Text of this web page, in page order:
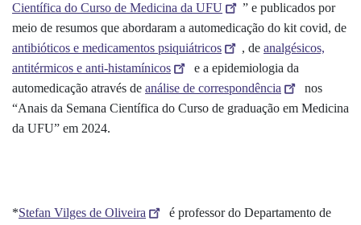
Científica do Curso de Medicina da UFU
” e publicados por
meio de resumos que abordaram a automedicação do kit covid, de
antibióticos e medicamentos psiquiátricos
, de analgésicos,
antitérmicos e anti-histamínicos
e a epidemiologia da
automedicação através de análise de correspondência
nos
“Anais da Semana Científica do Curso de graduação em Medicina
da UFU” em 2024.
*Stefan Vilges de Oliveira
é professor do Departamento de